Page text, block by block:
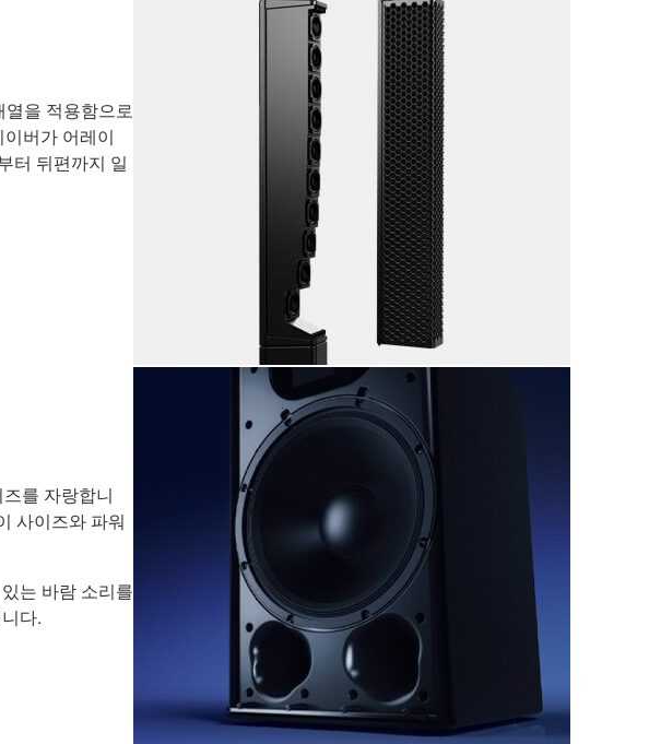
을 적용함으로
버가 어레이
터 뒤편까지 일
를 자랑합니
사이즈와 파워
는 바람 소리를
다.